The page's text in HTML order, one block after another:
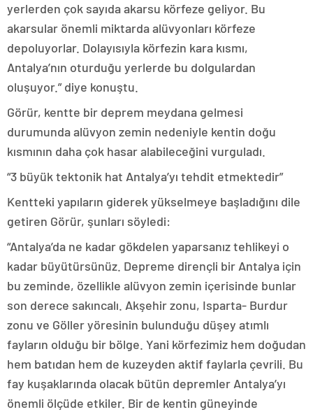
yerlerden çok sayıda akarsu körfeze geliyor. Bu
akarsular önemli miktarda alüvyonları körfeze
depoluyorlar. Dolayısıyla körfezin kara kısmı,
Antalya’nın oturduğu yerlerde bu dolgulardan
oluşuyor.” diye konuştu.
Görür, kentte bir deprem meydana gelmesi
durumunda alüvyon zemin nedeniyle kentin doğu
kısmının daha çok hasar alabileceğini vurguladı.
“3 büyük tektonik hat Antalya’yı tehdit etmektedir”
Kentteki yapıların giderek yükselmeye başladığını dile
getiren Görür, şunları söyledi:
“Antalya’da ne kadar gökdelen yaparsanız tehlikeyi o
kadar büyütürsünüz. Depreme dirençli bir Antalya için
bu zeminde, özellikle alüvyon zemin içerisinde bunlar
son derece sakıncalı. Akşehir zonu, Isparta- Burdur
zonu ve Göller yöresinin bulunduğu düşey atımlı
fayların olduğu bir bölge. Yani körfezimiz hem doğudan
hem batıdan hem de kuzeyden aktif faylarla çevrili. Bu
fay kuşaklarında olacak bütün depremler Antalya’yı
önemli ölçüde etkiler. Bir de kentin güneyinde